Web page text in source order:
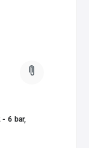
6 bar,